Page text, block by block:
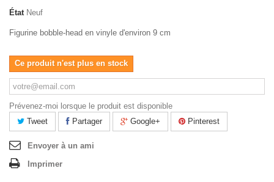
État Neuf
Figurine bobble-head en vinyle d'environ 9 cm
Ce produit n'est plus en stock
Prévenez-moi lorsque le produit est disponible
Tweet
Partager Google+ Pinterest
Envoyer à un ami
Imprimer